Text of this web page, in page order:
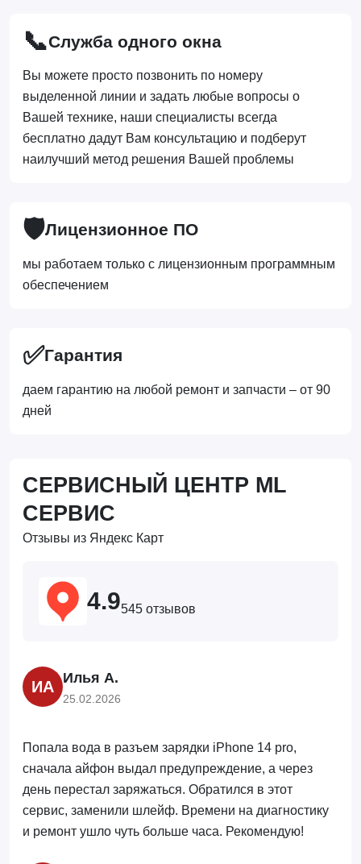
📞Служба одного окна
Вы можете просто позвонить по номеру
выделенной линии и задать любые вопросы о
Вашей технике, наши специалисты всегда
бесплатно дадут Вам консультацию и подберут
наилучший метод решения Вашей проблемы
🛡️Лицензионное ПО
мы работаем только с лицензионным программным
обеспечением
✅Гарантия
даем гарантию на любой ремонт и запчасти – от 90
дней
СЕРВИСНЫЙ ЦЕНТР ML
СЕРВИС
Отзывы из Яндекс Карт
4.9545 отзывов
ИА Илья А.
25.02.2026
Попала вода в разъем зарядки iPhone 14 pro,
сначала айфон выдал предупреждение, а через
день перестал заряжаться. Обратился в этот
сервис, заменили шлейф. Времени на диагностику
и ремонт ушло чуть больше часа. Рекомендую!